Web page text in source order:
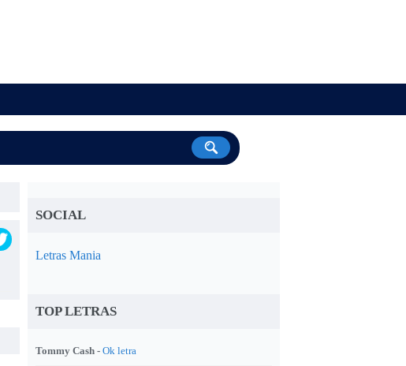
SOCIAL
Letras Mania
TOP LETRAS
Tommy Cash - Ok letra